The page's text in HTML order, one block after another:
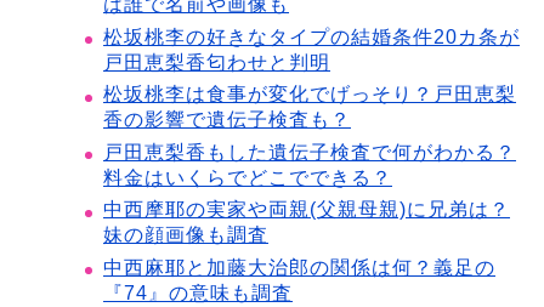
は誰で名前や画像も
松坂桃李の好きなタイプの結婚条件20カ条が
戸田恵梨香匂わせと判明
松坂桃李は食事が変化でげっそり？戸田恵梨
香の影響で遺伝子検査も？
戸田恵梨香もした遺伝子検査で何がわかる？
料金はいくらでどこでできる？
中西摩耶の実家や両親(父親母親)に兄弟は？
妹の顔画像も調査
中西麻耶と加藤大治郎の関係は何？義足の
『74』の意味も調査